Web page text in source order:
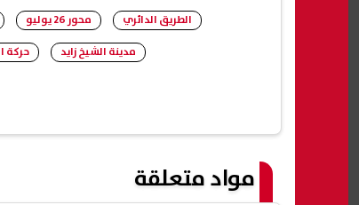
الطريق الدائري محور 26 يوليو
مدينة الشيخ زايد
حركة
مواد متعلقة